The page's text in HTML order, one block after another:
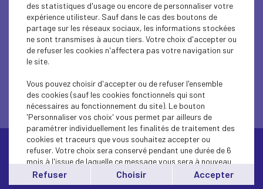
GOUVERNANCE ET JURIDIQUE
des statistiques d'usage ou encore de personnaliser votre
expérience utilisteur. Sauf dans le cas des boutons de
partage sur les réseaux sociaux, les informations stockées
ne sont transmises à aucun tiers. Votre choix d'accepter ou
de refuser les cookies n'affectera pas votre navigation sur
le site.
Vous pouvez choisir d'accepter ou de refuser l'ensemble
des cookies (sauf les cookies fonctionnels qui sont
nécessaires au fonctionnement du site). Le bouton
'Personnaliser vos choix' vous permet par ailleurs de
paramétrer individuellement les finalités de traitement des
cookies et traceurs que vous souhaitez accepter ou
refuser. Votre choix sera conservé pendant une durée de 6
mois à l'issue de laquelle ce message vous sera à nouveau
affiché..
Vous pouvez modifier votre choix à tout moment en
Refuser Choisir Accepter